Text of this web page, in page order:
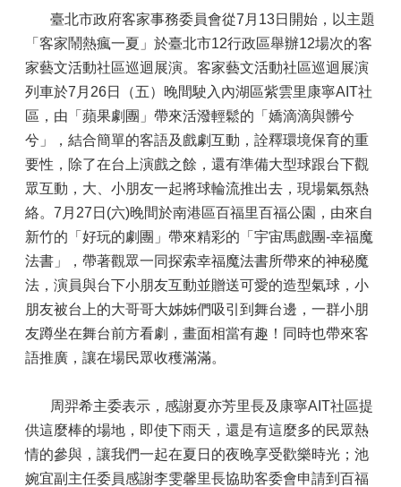
臺北市政府客家事務委員會從7月13日開始，以主題
「客家鬧熱瘋一夏」於臺北市12行政區舉辦12場次的客
家藝文活動社區巡迴展演。客家藝文活動社區巡迴展演
列車於7月26日（五）晚間駛入內湖區紫雲里康寧AIT社
區，由「蘋果劇團」帶來活潑輕鬆的「嬌滴滴與髒兮
兮」，結合簡單的客語及戲劇互動，詮釋環境保育的重
要性，除了在台上演戲之餘，還有準備大型球跟台下觀
眾互動，大、小朋友一起將球輪流推出去，現場氣氛熱
絡。7月27日(六)晚間於南港區百福里百福公園，由來自
新竹的「好玩的劇團」帶來精彩的「宇宙馬戲團-幸福魔
法書」，帶著觀眾一同探索幸福魔法書所帶來的神秘魔
法，演員與台下小朋友互動並贈送可愛的造型氣球，小
朋友被台上的大哥哥大姊姊們吸引到舞台邊，一群小朋
友蹲坐在舞台前方看劇，畫面相當有趣！同時也帶來客
語推廣，讓在場民眾收穫滿滿。
周羿希主委表示，感謝夏亦芳里長及康寧AIT社區提
供這麼棒的場地，即使下雨天，還是有這麼多的民眾熱
情的參與，讓我們一起在夏日的夜晚享受歡樂時光；池
婉宜副主任委員感謝李雯馨里長協助客委會申請到百福